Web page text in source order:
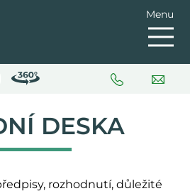
Menu
DESKA
rozhodnutí, důležité